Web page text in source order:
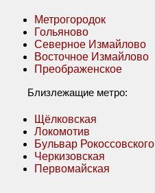
Метрогородок
Гольяново
Северное Измайлово
Восточное Измайлово
Преображенское
Близлежащие метро:
Щёлковская
Локомотив
Бульвар Рокоссовского
Черкизовская
Первомайская